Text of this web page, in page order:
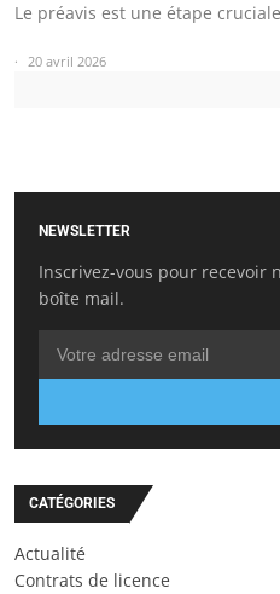
Le préavis est une étape
20 avril 2026
NEWSLETTER
Inscrivez-vous pour recevoir
boîte mail.
CATÉGORIES
Actualité
Contrats de licence